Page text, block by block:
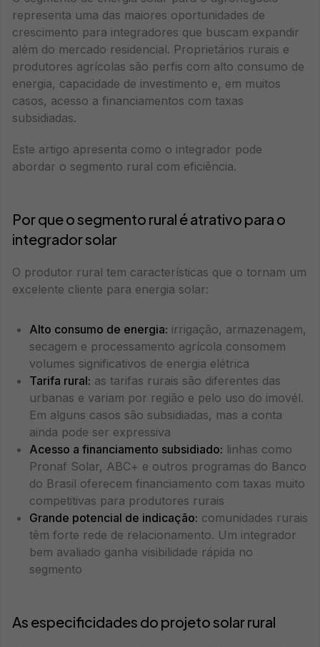
representa uma das maiores oportunidades de
crescimento para integradores que buscam expandir
além do mercado residencial. Proprietários rurais e
produtores agrícolas são perfis com alto consumo de
energia, capacidade de investimento e, em muitos
casos, acesso a financiamentos com taxas
subsidiadas.
Este artigo apresenta como o integrador pode
abordar o segmento rural com eficiência.
Por que o segmento rural é atrativo para o
integrador solar
O produtor rural tem características que o tornam um
excelente cliente para energia solar:
Alto consumo de energia: irrigação, armazenagem,
secagem e processamento agrícola consomem
volumes significativos de energia elétrica
Tarifa rural: as tarifas rurais são diferentes das
urbanas e variam por região e pelo uso do imovél.
Em alguns casos são subsidiadas, mas a conta
ainda pode ser expressiva
Acesso a financiamento subsidiado: linhas como
Pronaf Solar, ABC+ e outros programas do Banco
do Brasil oferecem financiamento com taxas muito
competitivas para produtores rurais
Grande potencial de indicação: comunidades rurais
têm forte rede de relacionamento. Um integrador
bem avaliado ganha visibilidade rápida no
segmento
As especificidades do projeto solar rural